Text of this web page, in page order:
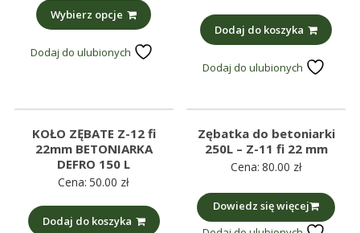
Wybierz opcje
Dodaj do ulubionych
Dodaj do koszyka
Dodaj do ulubionych
KOŁO ZĘBATE Z-12 fi
22mm BETONIARKA
DEFRO 150 L
Cena: 50.00 zł
Dodaj do koszyka
Zębatka do betoniarki
250L – Z-11 fi 22 mm
Cena: 80.00 zł
Dowiedz się więcej